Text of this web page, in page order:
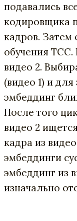
подавались
кодировщика
кадров. Затем
обучения
видео 2.
(видео 1) и
эмбеддинг
После того
видео 2
кадра из
эмбеддинги
эмбеддинг из
изначально